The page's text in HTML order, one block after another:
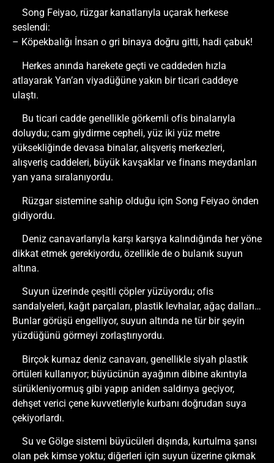
Song Feiyao, rüzgar kanatlarıyla uçarak herkese
seslendi:
– Köpekbalığı İnsan o gri binaya doğru gitti, hadi çabuk!
Herkes anında harekete geçti ve caddeden hızla
atlayarak Yan’an viyadüğüne yakın bir ticari caddeye
ulaştı.
Bu ticari cadde genellikle görkemli ofis binalarıyla
doluydu; cam giydirme cepheli, yüz iki yüz metre
yüksekliğinde devasa binalar, alışveriş merkezleri,
alışveriş caddeleri, büyük kavşaklar ve finans meydanları
yan yana sıralanıyordu.
Rüzgar sistemine sahip olduğu için Song Feiyao önden
gidiyordu.
Deniz canavarlarıyla karşı karşıya kalındığında her yöne
dikkat etmek gerekiyordu, özellikle de o bulanık suyun
altına.
Suyun üzerinde çeşitli çöpler yüzüyordu; ofis
sandalyeleri, kağıt parçaları, plastik levhalar, ağaç dalları…
Bunlar görüşü engelliyor, suyun altında ne tür bir şeyin
yüzdüğünü görmeyi zorlaştırıyordu.
Birçok kurnaz deniz canavarı, genellikle siyah plastik
örtüleri kullanıyor; büyücünün ayağının dibine akıntıyla
sürükleniyormuş gibi yapıp aniden saldırıya geçiyor,
dehşet verici çene kuvvetleriyle kurbanı doğrudan suya
çekiyorlardı.
Su ve Gölge sistemi büyücüleri dışında, kurtulma şansı
olan pek kimse yoktu; diğerleri için suyun üzerine çıkmak